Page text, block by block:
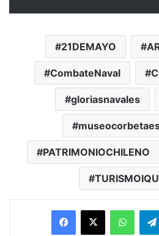
21DEMAYO
CombateNaval
gloriasnavales
PATRIMONIOCHILENO
Facebook
X